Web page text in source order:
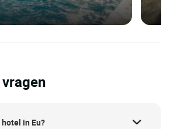
in Eu?